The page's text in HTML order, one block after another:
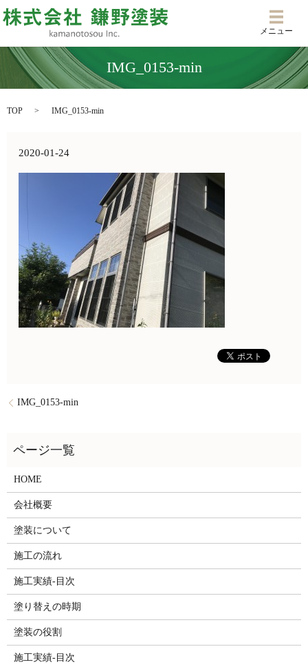
メニ
メニュー
IMG_0153-min
TOP IMG_0153-min
2020-01-24
IMG_0153-min
HOME
会社概要
塗装について
施工の流れ
施工実績-目次
塗り替えの時期
塗装の役割
施工実績-目次